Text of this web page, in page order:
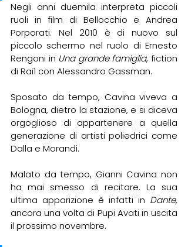
Negli anni duemila interpreta piccoli
ruoli in film di Bellocchio e Andrea
Porporati. Nel 2010 è di nuovo sul
piccolo schermo nel ruolo di Ernesto
Rengoni in Una grande famiglia, fiction
di Rai1 con Alessandro Gassman.
Sposato da tempo, Cavina viveva a
Bologna, dietro la stazione, e si diceva
orgoglioso di appartenere a quella
generazione di artisti poliedrici come
Dalla e Morandi.
Malato da tempo, Gianni Cavina non
ha mai smesso di recitare. La sua
ultima apparizione è infatti in Dante,
ancora una volta di Pupi Avati in uscita
il prossimo novembre.